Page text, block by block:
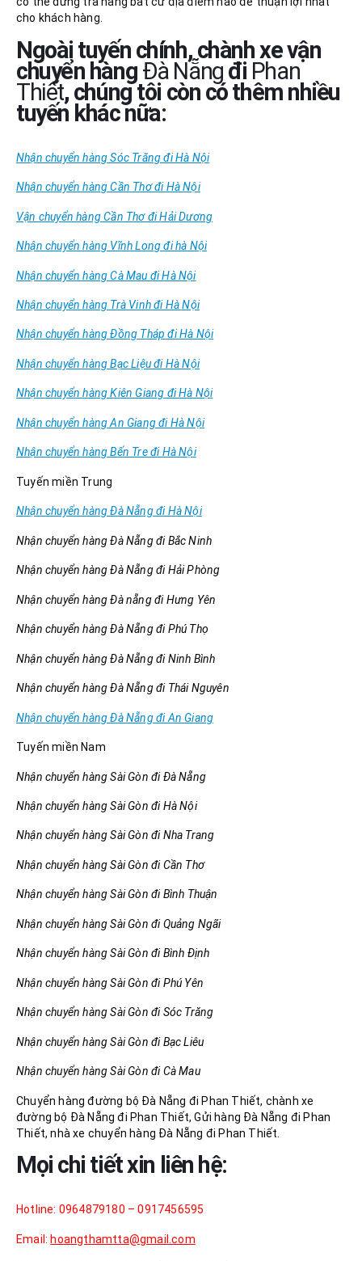
cho khách hàng.
Ngoài tuyến chính, chành xe vận
chuyển hàng Đà Nẵng đi Phan
Thiết, chúng tôi còn có thêm nhiều
tuyến khác nữa:
Nhận chuyển hàng Sóc Trăng đi Hà Nội
Nhận chuyển hàng Cần Thơ đi Hà Nội
Vận chuyển hàng Cần Thơ đi Hải Dương
Nhận chuyển hàng Vĩnh Long đi hà Nội
Nhận chuyển hàng Cà Mau đi Hà Nội
Nhận chuyển hàng Trà Vinh đi Hà Nội
Nhận chuyển hàng Đồng Tháp đi Hà Nội
Nhận chuyển hàng Bạc Liệu đi Hà Nội
Nhận chuyển hàng Kiên Giang đi Hà Nội
Nhận chuyển hàng An Giang đi Hà Nội
Nhận chuyển hàng Bến Tre đi Hà Nội
Tuyến miền Trung
Nhận chuyển hàng Đà Nẵng đi Hà Nội
Nhận chuyển hàng Đà Nẵng đi Bắc Ninh
Nhận chuyển hàng Đà Nẵng đi Hải Phòng
Nhận chuyển hàng Đà nẵng đi Hưng Yên
Nhận chuyển hàng Đà Nẵng đi Phú Thọ
Nhận chuyển hàng Đà Nẵng đi Ninh Bình
Nhận chuyển hàng Đà Nẵng đi Thái Nguyên
Nhận chuyển hàng Đà Nẵng đi An Giang
Tuyến miền Nam
Nhận chuyển hàng Sài Gòn đi Đà Nẵng
Nhận chuyển hàng Sài Gòn đi Hà Nội
Nhận chuyển hàng Sài Gòn đi Nha Trang
Nhận chuyển hàng Sài Gòn đi Cần Thơ
Nhận chuyển hàng Sài Gòn đi Bình Thuận
Nhận chuyển hàng Sài Gòn đi Quảng Ngãi
Nhận chuyển hàng Sài Gòn đi Bình Định
Nhận chuyển hàng Sài Gòn đi Phú Yên
Nhận chuyển hàng Sài Gòn đi Sóc Trăng
Nhận chuyển hàng Sài Gòn đi Bạc Liêu
Nhận chuyển hàng Sài Gòn đi Cà Mau
Chuyển hàng đường bộ Đà Nẵng đi Phan Thiết, chành xe
đường bộ Đà Nẵng đi Phan Thiết, Gửi hàng Đà Nẵng đi Phan
Thiết, nhà xe chuyển hàng Đà Nẵng đi Phan Thiết.
Mọi chi tiết xin liên hệ:
Hotline: 0964879180 – 0917456595
Email: hoangthamtta@gmail.com